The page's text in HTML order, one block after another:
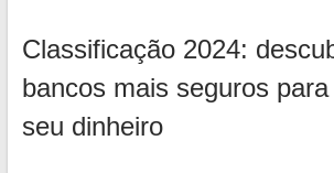
Classificação 2024:
bancos mais seguros
seu dinheiro